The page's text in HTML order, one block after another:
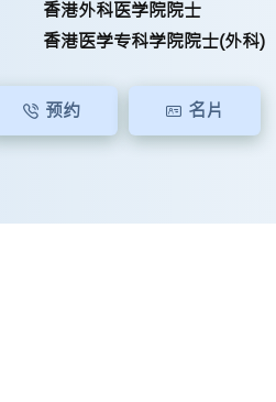
香港外科医学院院士
香港医学专科学院院士(外科)
预约 名片